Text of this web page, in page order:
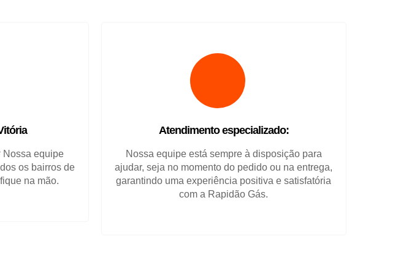
Nossa equipe
os bairros de
na mão.
Atendimento especializado:
Nossa equipe está sempre à disposição para
ajudar, seja no momento do pedido ou na entrega,
garantindo uma experiência positiva e satisfatória
com a Rapidão Gás.